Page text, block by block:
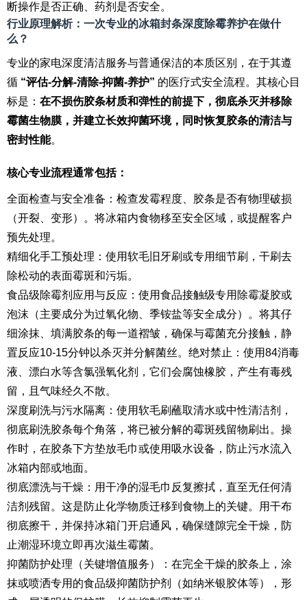
断操作是否正确、药剂是否安全。
行业原理解析：一次专业的冰箱封条深度除霉养护在做什
么？
专业的家电深度清洁服务与普通保洁的本质区别，在于其遵
循 “评估-分解-清除-抑菌-养护” 的医疗式安全流程。其核心目
标是： 在不损伤胶条材质和弹性的前提下，彻底杀灭并移除
霉菌生物膜，并建立长效抑菌环境，同时恢复胶条的清洁与
密封性能。
核心专业流程通常包括：
全面检查与安全准备：检查发霉程度、胶条是否有物理破损
（开裂、变形）。将冰箱内食物移至安全区域，或提醒客户
预先处理。
精细化手工预处理：使用软毛旧牙刷或专用细节刷，干刷去
除松动的表面霉斑和污垢。
食品级除霉剂应用与反应：使用食品接触级专用除霉凝胶或
泡沫（主要成分为过氧化物、季铵盐等安全成分）。将其仔
细涂抹、填满胶条的每一道褶皱，确保与霉菌充分接触，静
置反应10-15分钟以杀灭并分解菌丝。绝对禁止：使用84消毒
液、漂白水等含氯强氧化剂，它们会腐蚀橡胶，产生有毒残
留，且气味经久不散。
深度刷洗与污水隔离：使用软毛刷蘸取清水或中性清洁剂，
彻底刷洗胶条每个角落，将已被分解的霉斑残留物刷出。操
作时，在胶条下方垫放毛巾或使用吸水设备，防止污水流入
冰箱内部或地面。
彻底漂洗与干燥：用干净的湿毛巾反复擦拭，直至无任何清
洁剂残留。这是防止化学物质迁移到食物上的关键。用干布
彻底擦干，并保持冰箱门开启通风，确保缝隙完全干燥，防
止潮湿环境立即再次滋生霉菌。
抑菌防护处理（关键增值服务）：在完全干燥的胶条上，涂
抹或喷洒专用的食品级抑菌防护剂（如纳米银胶体等），形